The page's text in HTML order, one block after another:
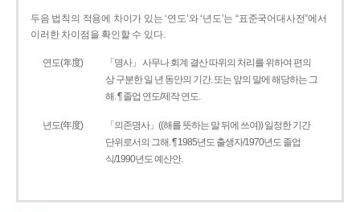
두음 법칙의 적용에 차이가 있는 ‘연도’와 ‘년도’는 “표준국어대사전”에서
이러한 차이점을 확인할 수 있다.
연도(年度)
「명사」 사무나 회계 결산 따위의 처리를 위하여 편의
상 구분한 일 년 동안의 기간. 또는 앞의 말에 해당하는 그
해. ¶ 졸업 연도/제작 연도.
년도(年度)
「의존명사」((해를 뜻하는 말 뒤에 쓰여)) 일정한 기간
단위로서의 그해. ¶ 1985년도 출생자/1970년도 졸업
식/1990년도 예산안.